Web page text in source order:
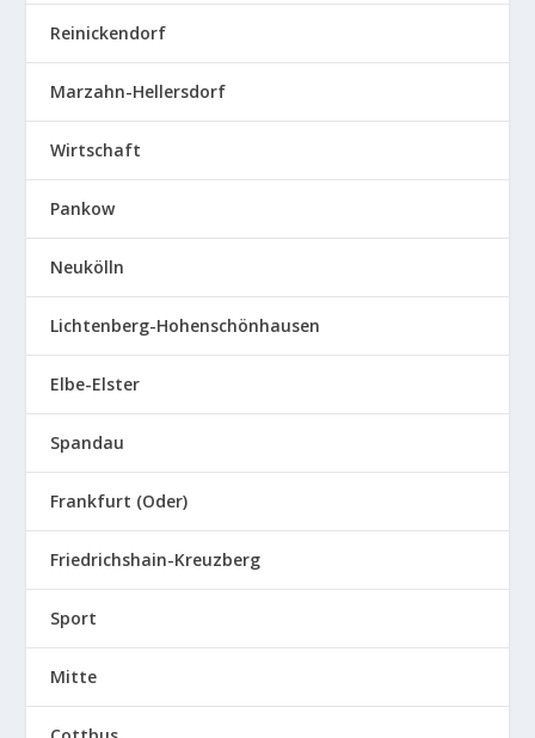
Reinickendorf
Marzahn-Hellersdorf
Wirtschaft
Pankow
Neukölln
Lichtenberg-Hohenschönhausen
Elbe-Elster
Spandau
Frankfurt (Oder)
Friedrichshain-Kreuzberg
Sport
Mitte